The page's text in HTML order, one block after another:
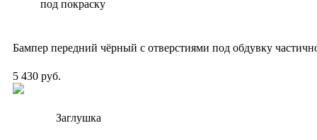
Бампер передний чёрный с отверстиями под обдувку
5 430 руб.